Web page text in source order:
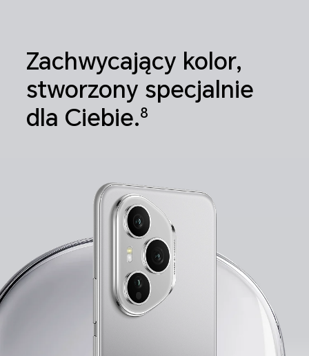
Zachwycający kolor,
stworzony specjalnie
dla Ciebie.8